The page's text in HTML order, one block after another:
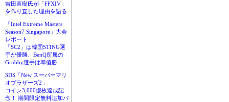
吉田直樹氏が「FFXIV」
を作り直した理由を語る
「Intel Extreme Masters
Season7 Singapore」大会
レポート
「SC2」は韓国STING選
手が優勝、BenQ所属の
Grubby選手は準優勝
3DS「New スーパーマリ
オブラザーズ2」
コイン3,000億枚達成記
念！ 期間限定無料追加パ